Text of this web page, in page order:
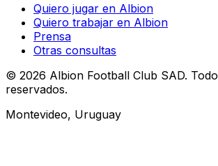
Quiero jugar en Albion
Quiero trabajar en Albion
Prensa
Otras consultas
© 2026 Albion Football Club SAD.
reservados.
Montevideo, Uruguay